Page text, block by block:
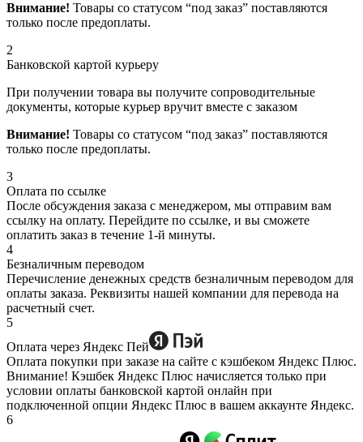
Внимание! Товары со статусом “под заказ” поставляются
только после предоплаты.
2
Банковской картой курьеру
При получении товара вы получите сопроводительные
документы, которые курьер вручит вместе с заказом
Внимание! Товары со статусом “под заказ” поставляются
только после предоплаты.
3
Оплата по ссылке
После обсуждения заказа с менеджером, мы отправим вам
ссылку на оплату. Перейдите по ссылке, и вы сможете
оплатить заказ в течение 1-й минуты.
4
Безналичным переводом
Перечисление денежных средств безналичным переводом для
оплаты заказа. Реквизиты нашей компании для перевода на
расчетный счет.
5
Оплата через Яндекс Пей
Оплата покупки при заказе на сайте с кэшбеком Яндекс Плюс.
Внимание! Кэшбек Яндекс Плюс начисляется только при
условии оплаты банковской картой онлайн при
подключенной опции Яндекс Плюс в вашем аккаунте Яндекс.
6